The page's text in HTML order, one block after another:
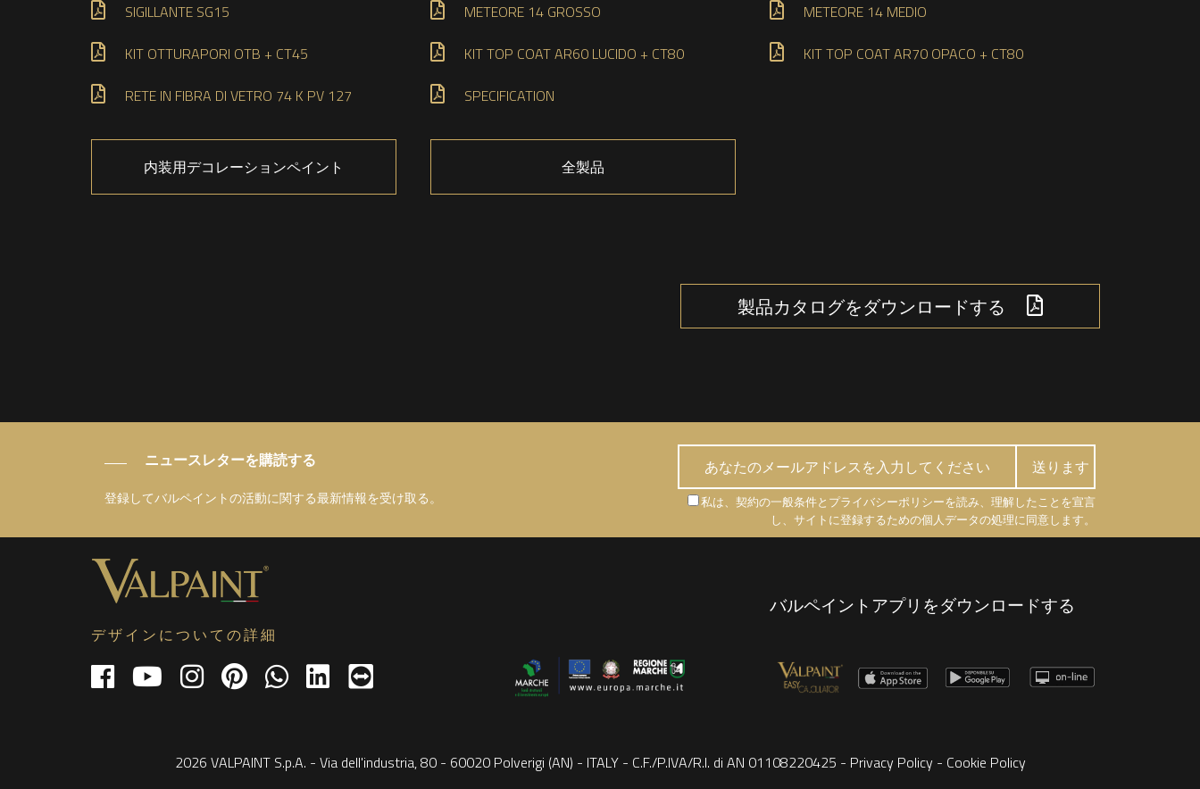
SIGILLANTE SG15
METEORE 14 GROSSO
METEORE 14 MEDIO
KIT OTTURAPORI OTB + CT45
KIT TOP COAT AR60 LUCIDO + CT80
KIT TOP COAT AR70 OPACO + CT80
RETE IN FIBRA DI VETRO 74 K PV 127
SPECIFICATION
内装用デコレーションペイント 全製品
製品カタログをダウンロードする
ニュースレターを購読する
登録してバルペイントの活動に関する最新情報を受け取る。
私は、契約の一般条件とプライバシーポリシーを読み、理解したことを宣言
し、サイトに登録するための個人データの処理に同意します。
デザインについての詳細
バルペイントアプリをダウンロードする
2026 VALPAINT S.p.A. - Via dell'industria, 80 - 60020 Polverigi (AN) - ITALY - C.F./P.IVA/R.I. di AN 01108220425 - Privacy Policy - Cookie Policy